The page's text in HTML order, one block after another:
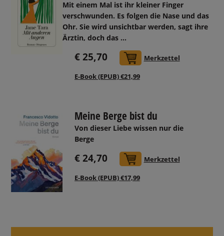
Mit einem Mal ist ihr kleiner Finger
verschwunden. Es folgen die Nase und das
Ohr. Sie wird unsichtbar werden, sagt ihre
Ärztin, doch das ...
€ 25,70 In den Warenkorb
Merkzettel
E-Book (EPUB) €21,99
Meine Berge bist du
Von dieser Liebe wissen nur die
Berge
€ 24,70 In den Warenkorb
Merkzettel
E-Book (EPUB) €17,99